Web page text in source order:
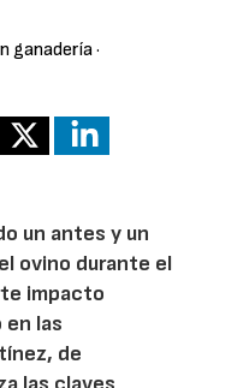
ganadería·
un antes y un
ovino durante el
impacto
las
de